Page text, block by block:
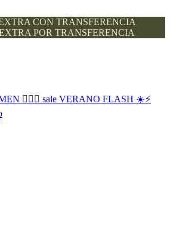
CON TRANSFERENCIA
POR TRANSFERENCIA
🙋🏽‍♂️ sale VERANO FLASH ☀️⚡️